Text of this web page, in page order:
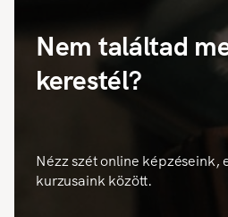
Nem találtad
kerestél?
Nézz szét online képzéseink,
kurzusaink között.